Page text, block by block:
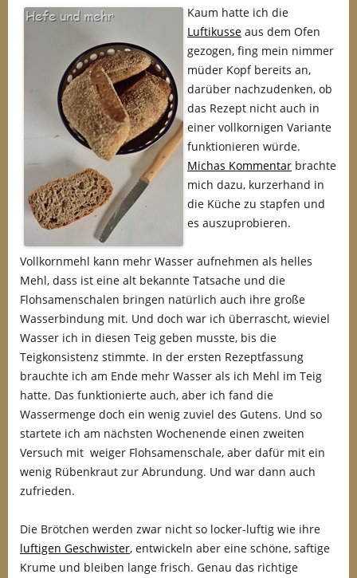
Kaum hatte ich die
Luftikusse aus dem Ofen
gezogen, fing mein nimmer
müder Kopf bereits an,
darüber nachzudenken, ob
das Rezept nicht auch in
einer vollkornigen Variante
funktionieren würde.
Michas Kommentar brachte
mich dazu, kurzerhand in
die Küche zu stapfen und
es auszuprobieren.
Vollkornmehl kann mehr Wasser aufnehmen als helles
Mehl, dass ist eine alt bekannte Tatsache und die
Flohsamenschalen bringen natürlich auch ihre große
Wasserbindung mit. Und doch war ich überrascht, wieviel
Wasser ich in diesen Teig geben musste, bis die
Teigkonsistenz stimmte. In der ersten Rezeptfassung
brauchte ich am Ende mehr Wasser als ich Mehl im Teig
hatte. Das funktionierte auch, aber ich fand die
Wassermenge doch ein wenig zuviel des Gutens. Und so
startete ich am nächsten Wochenende einen zweiten
Versuch mit weiger Flohsamenschale, aber dafür mit ein
wenig Rübenkraut zur Abrundung. Und war dann auch
zufrieden.
Die Brötchen werden zwar nicht so locker-luftig wie ihre
luftigen Geschwister, entwickeln aber eine schöne, saftige
Krume und bleiben lange frisch. Genau das richtige